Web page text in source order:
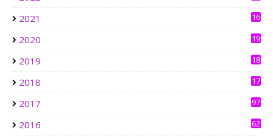
BUKAN MI KUNING TAPI MI LAKSA GORENG
Mesyuarat Badan Kebajikan Sekolah Agama dan Penyampaian
1 week ago
Show All
2021
16
2020
19
2019
18
2018
17
2017 97
2016 62